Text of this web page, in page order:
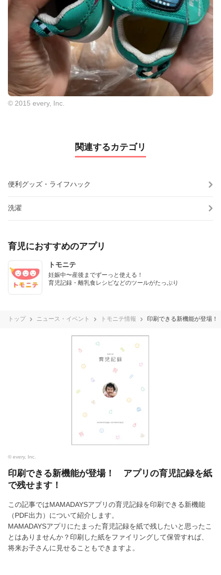
© 2015 every, Inc.
関連するカテゴリ
便利グッズ・ライフハック
洗濯
育児におすすめのアプリ
トモニテ
妊娠中〜産後までずーっと使える！
育児記録・離乳食レシピなどのツールがたっぷり
トップ ニュース・イベント トモニテ情報 印刷できる新機能が登場
© every, Inc.
印刷できる新機能が登場！ アプリの育児記録を紙
で残せます！
この記事ではMAMADAYSアプリの育児記録を印刷できる新機能
（PDF出力）について紹介します。
MAMADAYSアプリにたまった育児記録を紙で残したいと思ったこ
とはありませんか？印刷した紙をファイリングして保管すれば、
将来お子さんに見せることもできますよ。